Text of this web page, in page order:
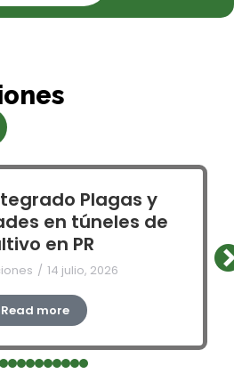
Plagas y
en túneles de
en PR
14 julio, 2026
Read more